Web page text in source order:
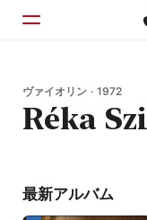
ホーム
見つける
ヴァイオリン · 1972
Réka
最新アルバム